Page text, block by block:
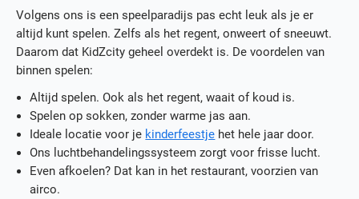
Volgens ons is een speelparadijs pas echt leuk als je er
altijd kunt spelen. Zelfs als het regent, onweert of sneeuwt.
Daarom dat KidZcity geheel overdekt is. De voordelen van
binnen spelen:
Altijd spelen. Ook als het regent, waait of koud is.
Spelen op sokken, zonder warme jas aan.
Ideale locatie voor je kinderfeestje het hele jaar door.
Ons luchtbehandelingssysteem zorgt voor frisse lucht.
Even afkoelen? Dat kan in het restaurant, voorzien van
airco.